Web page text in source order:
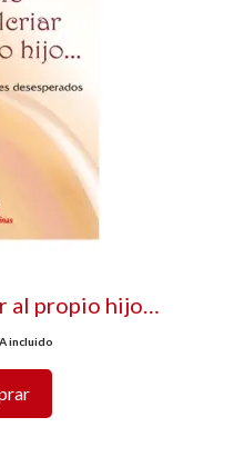
al propio hijo…
incluido